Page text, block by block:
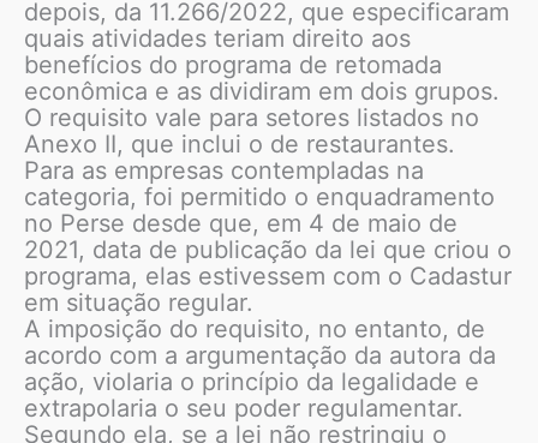
depois, da 11.266/2022, que especificaram
quais atividades teriam direito aos
benefícios do programa de retomada
econômica e as dividiram em dois grupos.
O requisito vale para setores listados no
Anexo II, que inclui o de restaurantes.
Para as empresas contempladas na
categoria, foi permitido o enquadramento
no Perse desde que, em 4 de maio de
2021, data de publicação da lei que criou o
programa, elas estivessem com o Cadastur
em situação regular.
A imposição do requisito, no entanto, de
acordo com a argumentação da autora da
ação, violaria o princípio da legalidade e
extrapolaria o seu poder regulamentar.
Segundo ela, se a lei não restringiu o